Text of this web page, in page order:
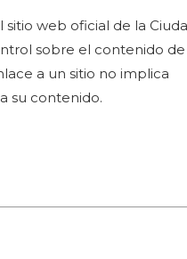
sitio web oficial de la
sobre el contenido de
a un sitio no implica
su contenido.